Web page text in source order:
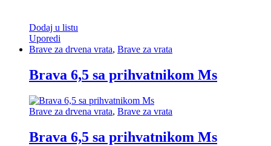
Dodaj u listu
Uporedi
Brave za drvena vrata, Brave za vrata
Brava 6,5 sa prihvatnikom Ms
Brave za drvena vrata, Brave za vrata
Brava 6,5 sa prihvatnikom Ms